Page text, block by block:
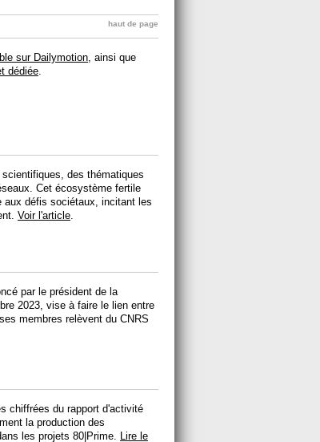
haut de page
sur Dailymotion, ainsi que
dédiée.
des thématiques
Cet écosystème fertile
aux défis sociétaux, incitant les
Voir l'article.
par le président de la
2023, vise à faire le lien entre
membres relèvent du CNRS
chiffrées du rapport d'activité
la production des
les projets 80|Prime. Lire le